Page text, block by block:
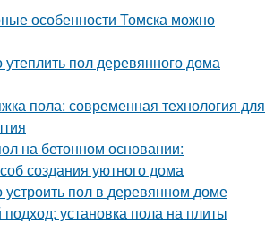
особенности Томска можно
утеплить пол деревянного дома
пола: современная технология для
на бетонном основании:
создания уютного дома
устроить пол в деревянном доме
установка пола на плиты